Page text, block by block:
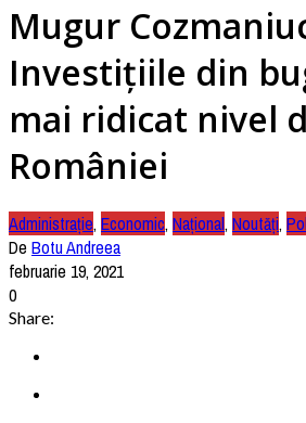
Mugur
Investițiile din
mai ridicat nivel
României
Administrație, Economic, Național, Noutăți,
De Botu Andreea
februarie 19, 2021
0
Share: